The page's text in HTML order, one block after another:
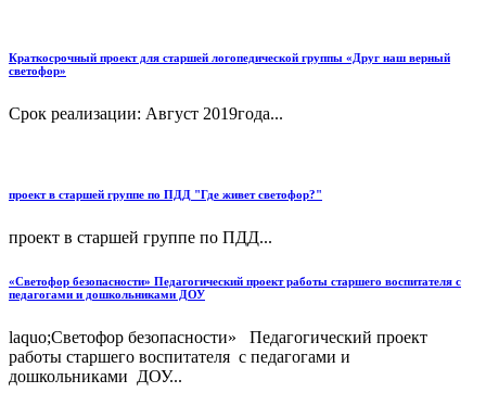
Краткосрочный проект для старшей логопедической группы «Друг наш верный
светофор»
Срок реализации: Август 2019года...
проект в старшей группе по ПДД "Где живет светофор?"
проект в старшей группе по ПДД...
«Светофор безопасности» Педагогический проект работы старшего воспитателя с
педагогами и дошкольниками ДОУ
laquo;Светофор безопасности» Педагогический проект
работы старшего воспитателя с педагогами и
дошкольниками ДОУ...